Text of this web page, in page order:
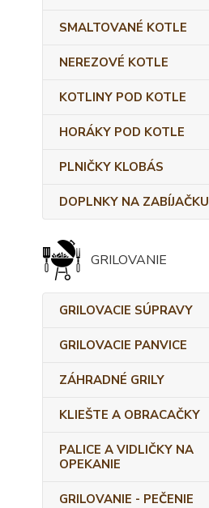
SMALTOVANÉ KOTLE
NEREZOVÉ KOTLE
KOTLINY POD KOTLE
HORÁKY POD KOTLE
PLNIČKY KLOBÁS
DOPLNKY NA ZABÍJAČKU
GRILOVANIE
GRILOVACIE SÚPRAVY
GRILOVACIE PANVICE
ZÁHRADNÉ GRILY
KLIEŠTE A OBRACAČKY
PALICE A VIDLIČKY NA
OPEKANIE
GRILOVANIE - PEČENIE